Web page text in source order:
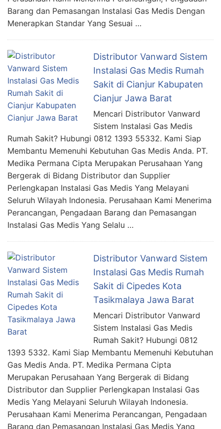
Barang dan Pemasangan Instalasi Gas Medis Dengan
Menerapkan Standar Yang Sesuai …
Distributor Vanward Sistem
Instalasi Gas Medis Rumah
Sakit di Cianjur Kabupaten
Cianjur Jawa Barat
Mencari Distributor Vanward
Sistem Instalasi Gas Medis
Rumah Sakit? Hubungi 0812 1393 55332. Kami Siap
Membantu Memenuhi Kebutuhan Gas Medis Anda. PT.
Medika Permana Cipta Merupakan Perusahaan Yang
Bergerak di Bidang Distributor dan Supplier
Perlengkapan Instalasi Gas Medis Yang Melayani
Seluruh Wilayah Indonesia. Perusahaan Kami Menerima
Perancangan, Pengadaan Barang dan Pemasangan
Instalasi Gas Medis Yang Selalu …
Distributor Vanward Sistem
Instalasi Gas Medis Rumah
Sakit di Cipedes Kota
Tasikmalaya Jawa Barat
Mencari Distributor Vanward
Sistem Instalasi Gas Medis
Rumah Sakit? Hubungi 0812
1393 5332. Kami Siap Membantu Memenuhi Kebutuhan
Gas Medis Anda. PT. Medika Permana Cipta
Merupakan Perusahaan Yang Bergerak di Bidang
Distributor dan Supplier Perlengkapan Instalasi Gas
Medis Yang Melayani Seluruh Wilayah Indonesia.
Perusahaan Kami Menerima Perancangan, Pengadaan
Barang dan Pemasangan Instalasi Gas Medis Yang